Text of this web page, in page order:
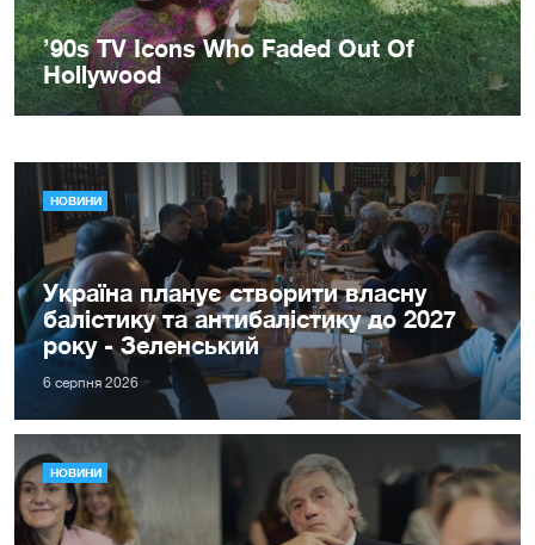
НОВИНИ
Україна планує створити власну
балістику та антибалістику до 2027
року - Зеленський
6 серпня 2026
НОВИНИ